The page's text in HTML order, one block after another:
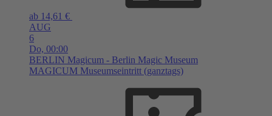
ab 14,61 €
AUG
6
Do, 00:00
BERLIN Magicum - Berlin Magic Museum
MAGICUM Museumseintritt (ganztags)